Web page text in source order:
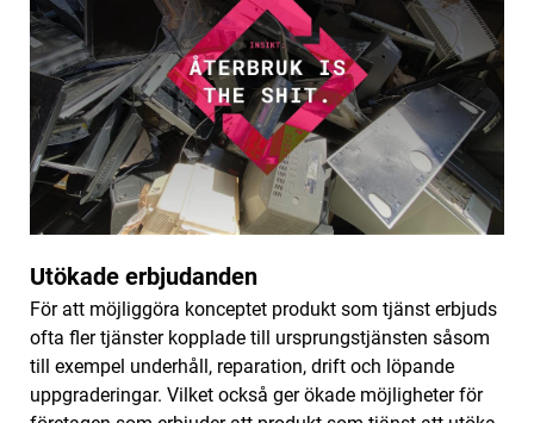
Utökade erbjudanden
För att möjliggöra konceptet produkt som tjänst erbjuds
ofta fler tjänster kopplade till ursprungstjänsten såsom
till exempel underhåll, reparation, drift och löpande
uppgraderingar. Vilket också ger ökade möjligheter för